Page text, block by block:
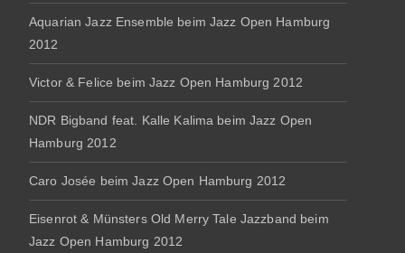
Aquarian Jazz Ensemble beim Jazz Open Hamburg
2012
Victor & Felice beim Jazz Open Hamburg 2012
NDR Bigband feat. Kalle Kalima beim Jazz Open
Hamburg 2012
Caro Josée beim Jazz Open Hamburg 2012
Eisenrot & Münsters Old Merry Tale Jazzband beim
Jazz Open Hamburg 2012